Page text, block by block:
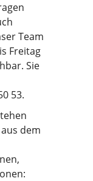
Team
Freitag
Sie
53.
dem